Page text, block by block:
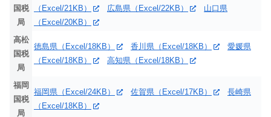
国税
局
（Excel/21KB）
広島県（Excel/22KB）
山口県
（Excel/20KB）
高松
国税
局
徳島県（Excel/18KB） 香川県（Excel/18KB）
愛媛県
（Excel/18KB）
高知県（Excel/18KB）
福岡
国税
局
福岡県（Excel/24KB） 佐賀県（Excel/17KB）
長崎県
（Excel/18KB）